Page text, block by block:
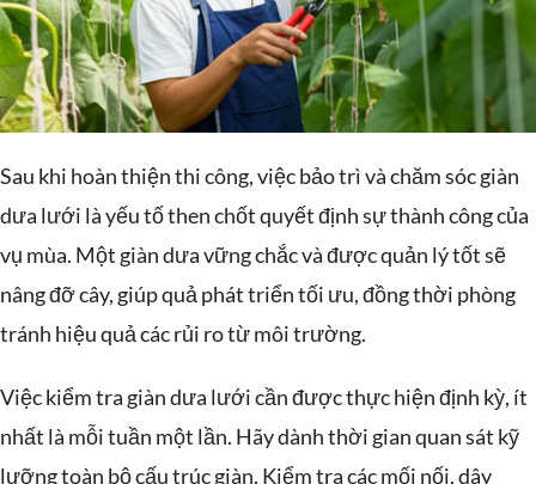
Sau khi hoàn thiện thi công, việc bảo trì và chăm sóc giàn
dưa lưới là yếu tố then chốt quyết định sự thành công của
vụ mùa. Một giàn dưa vững chắc và được quản lý tốt sẽ
nâng đỡ cây, giúp quả phát triển tối ưu, đồng thời phòng
tránh hiệu quả các rủi ro từ môi trường.
Việc kiểm tra giàn dưa lưới cần được thực hiện định kỳ, ít
nhất là mỗi tuần một lần. Hãy dành thời gian quan sát kỹ
lưỡng toàn bộ cấu trúc giàn. Kiểm tra các mối nối, dây